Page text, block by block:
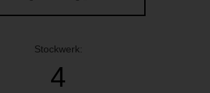
Stockwerk:
4